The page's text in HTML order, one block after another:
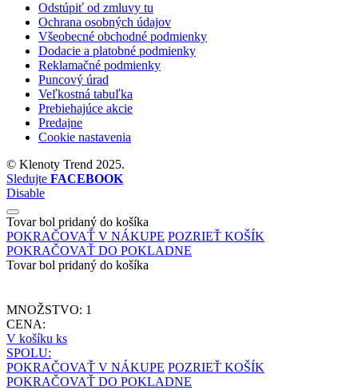
Odstúpiť od zmluvy tu
Ochrana osobných údajov
Všeobecné obchodné podmienky
Dodacie a platobné podmienky
Reklamačné podmienky
Puncový úrad
Veľkostná tabuľka
Prebiehajúce akcie
Predajne
Cookie nastavenia
© Klenoty Trend 2025.
Sledujte FACEBOOK
Disable
Tovar bol pridaný do košíka
POKRAČOVAŤ V NÁKUPE POZRIEŤ KOŠÍK
POKRAČOVAŤ DO POKLADNE
Tovar bol pridaný do košíka
MNOŽSTVO: 1
CENA:
V košíku ks
SPOLU:
POKRAČOVAŤ V NÁKUPE POZRIEŤ KOŠÍK
POKRAČOVAŤ DO POKLADNE